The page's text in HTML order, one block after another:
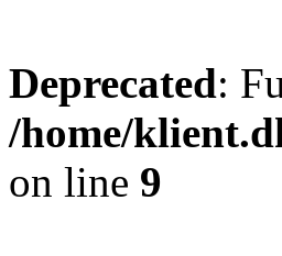
Deprecated:
/home/
on line 9